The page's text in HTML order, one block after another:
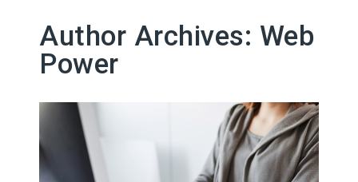
Author Archives: Web
Power